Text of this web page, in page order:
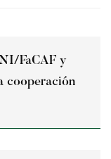
FaCAF y
cooperación